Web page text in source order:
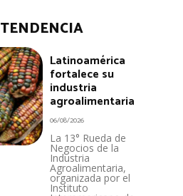
TENDENCIA
Latinoamérica
fortalece su
industria
agroalimentaria
06/08/2026
La 13° Rueda de
Negocios de la
Industria
Agroalimentaria,
organizada por el
Instituto